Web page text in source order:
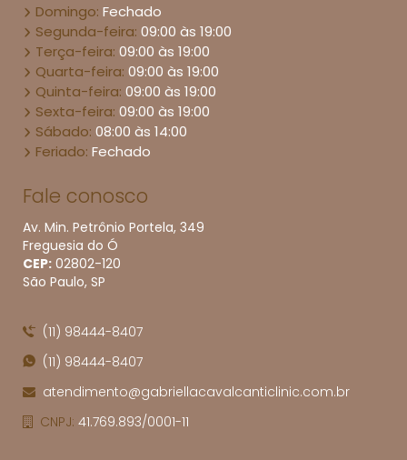
Domingo: Fechado
Segunda-feira: 09:00 às 19:00
Terça-feira: 09:00 às 19:00
Quarta-feira: 09:00 às 19:00
Quinta-feira: 09:00 às 19:00
Sexta-feira: 09:00 às 19:00
Sábado: 08:00 às 14:00
Feriado: Fechado
Fale conosco
Av. Min. Petrônio Portela, 349
Freguesia do Ó
CEP: 02802​-120
São Paulo, SP
(11) 98444-8407
(11) 98444-8407
atendimento@gabriellacavalcanticlinic.com.br
CNPJ: 41.769.893/0001-11